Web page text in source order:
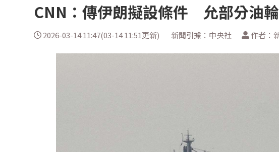
CNN：傳伊朗擬設條件 允部分油
2026-03-14 11:47(03-14 11:51更新) 新聞引據：中央社 作者：